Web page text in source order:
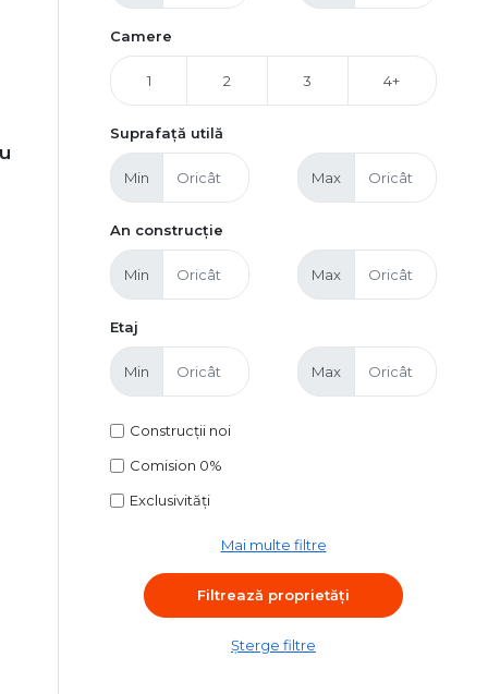
Camere
1 2 3 4+
Suprafață utilă
Min Max
An construcție
Min Max
Etaj
Min Max
Construcții noi
Comision 0%
Exclusivități
Mai multe filtre
Șterge filtre